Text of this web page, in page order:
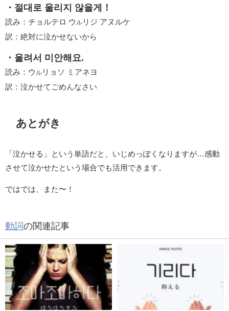
・절대로 울리지 않을게！
読み：チョルテロ ウ ル リジ アヌルケ
訳：絶対に泣かせないから
・울려서 미안해요.
読み：ウ ル リョソ ミアネヨ
訳：泣かせてごめんなさい
あとがき
「泣かせる」という単語だと、いじめっぽくなりますが…感動
させて泣かせたという場合でも活用できます。
ではでは、また〜！
動詞の関連記事